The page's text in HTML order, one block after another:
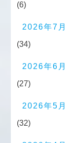
(6)
2026年7月
(34)
2026年6月
(27)
2026年5月
(32)